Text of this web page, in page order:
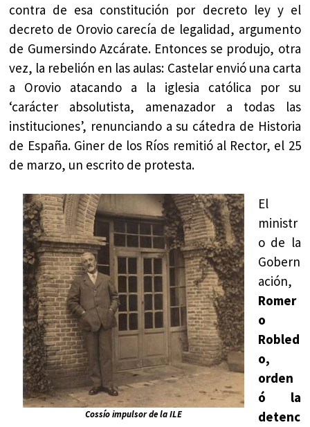
contra de esa constitución por decreto ley y el
decreto de Orovio carecía de legalidad, argumento
de Gumersindo Azcárate. Entonces se produjo, otra
vez, la rebelión en las aulas: Castelar envió una carta
a Orovio atacando a la iglesia católica por su
‘carácter absolutista, amenazador a todas las
instituciones’, renunciando a su cátedra de Historia
de España. Giner de los Ríos remitió al Rector, el 25
de marzo, un escrito de protesta.
Cossío impulsor de la ILE
El
ministr
o de la
Gobern
ación,
Romer
o
Robled
o,
orden
ó la
detenc